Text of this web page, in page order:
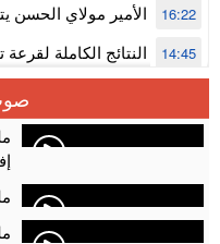
الأمير مولاي الحسن
الألعاب الإلكترونية
16:22
النتائج الكاملة لقرعة 14:45
سلا.. توقيف ثلاثة مروجين وحجز أكثر
أقراص مهلوسة داخل 12:48